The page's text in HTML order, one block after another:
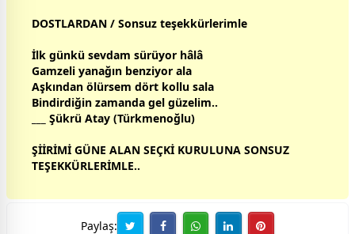
DOSTLARDAN / Sonsuz teşekkürlerimle
İlk günkü sevdam sürüyor hâlâ
Gamzeli yanağın benziyor ala
Aşkından ölürsem dört kollu sala
Bindirdiğin zamanda gel güzelim..
___ Şükrü Atay (Türkmenoğlu)
ŞİİRİMİ GÜNE ALAN SEÇKİ KURULUNA SONSUZ
TEŞEKKÜRLERİMLE..
Paylaş: